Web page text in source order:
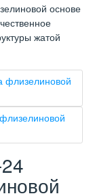
основе
жатой
флизелиновой